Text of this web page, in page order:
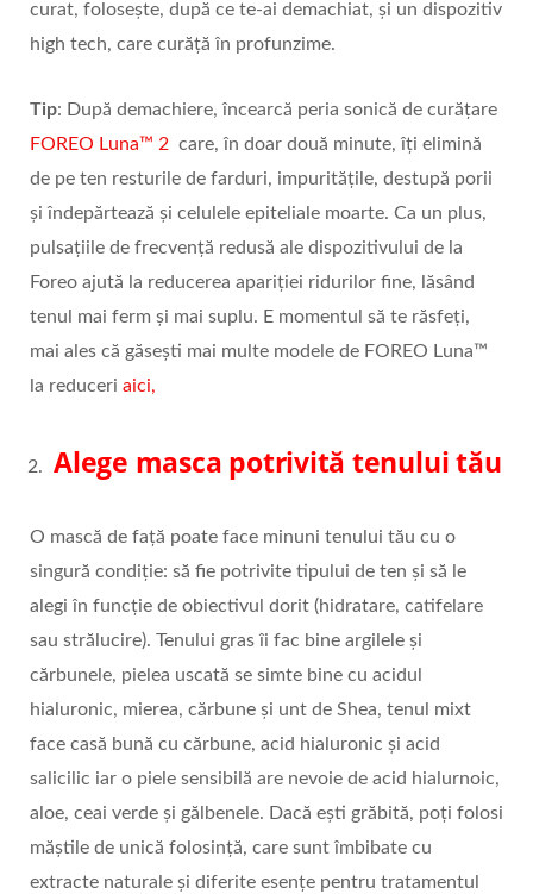
curat, folosește, după ce te-ai demachiat, și un dispozitiv
high tech, care curăță în profunzime.
Tip: După demachiere, încearcă peria sonică de curățare
FOREO Luna™ 2 care, în doar două minute, îți elimină
de pe ten resturile de farduri, impuritățile, destupă porii
și îndepărtează și celulele epiteliale moarte. Ca un plus,
pulsațiile de frecvență redusă ale dispozitivului de la
Foreo ajută la reducerea apariției ridurilor fine, lăsând
tenul mai ferm și mai suplu. E momentul să te răsfeți,
mai ales că găsești mai multe modele de FOREO Luna™
la reduceri aici,
Alege masca potrivită tenului tău
O mască de față poate face minuni tenului tău cu o
singură condiție: să fie potrivite tipului de ten și să le
alegi în funcție de obiectivul dorit (hidratare, catifelare
sau strălucire). Tenului gras îi fac bine argilele și
cărbunele, pielea uscată se simte bine cu acidul
hialuronic, mierea, cărbune și unt de Shea, tenul mixt
face casă bună cu cărbune, acid hialuronic și acid
salicilic iar o piele sensibilă are nevoie de acid hialurnoic,
aloe, ceai verde și gălbenele. Dacă ești grăbită, poți folosi
măștile de unică folosință, care sunt îmbibate cu
extracte naturale și diferite esențe pentru tratamentul